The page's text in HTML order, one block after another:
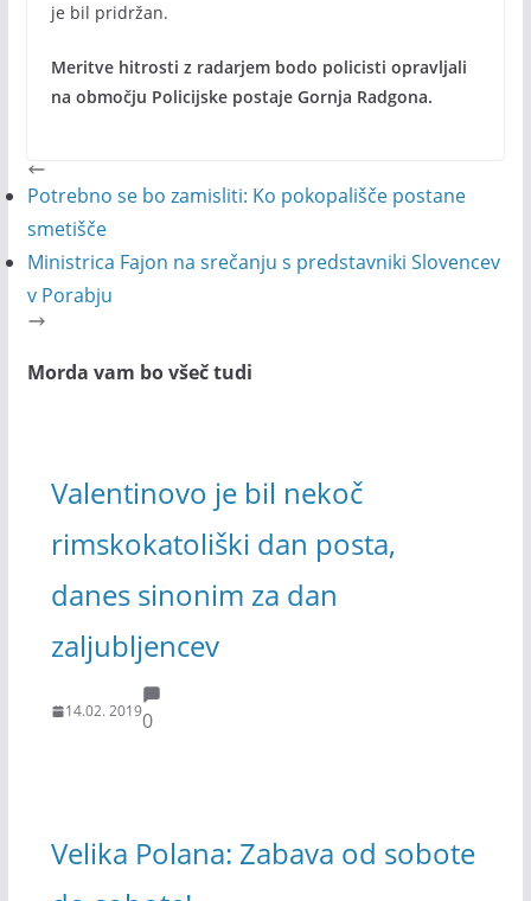
je bil pridržan.
Meritve hitrosti z radarjem bodo policisti opravljali
na območju Policijske postaje Gornja Radgona.
Potrebno se bo zamisliti: Ko pokopališče postane
smetišče
Ministrica Fajon na srečanju s predstavniki Slovencev
v Porabju
Morda vam bo všeč tudi
Valentinovo je bil nekoč
rimskokatoliški dan posta,
danes sinonim za dan
zaljubljencev
14.02. 20190
Velika Polana: Zabava od sobote